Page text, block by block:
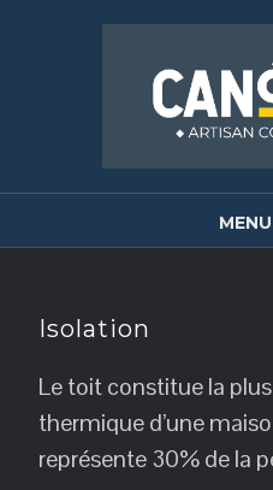
MENU
Accueil
Nos services
Nos réalisations
Faisons connaissance
Isolation
Le toit constitue la
thermique d’une
représente 30% de la